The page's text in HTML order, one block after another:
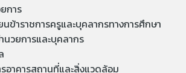
การ
นข้าราชการครูและบุคลากรทางการศึกษา
นวยการและบุคลากร
อาคารสถานที่และสิ่งแวดล้อม